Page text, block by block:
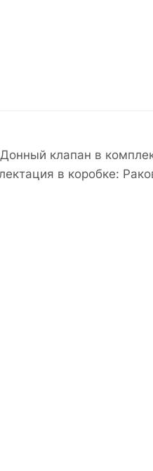
клапан в
в коробке: